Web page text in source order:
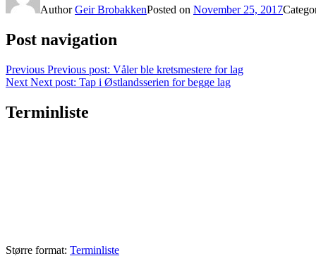
AuthorGeir BrobakkenPosted on November 25, 2017
Post navigation
Previous Previous post: Våler ble kretsmestere for lag
Next Next post: Tap i Østlandsserien for begge lag
Terminliste
Større format: Terminliste